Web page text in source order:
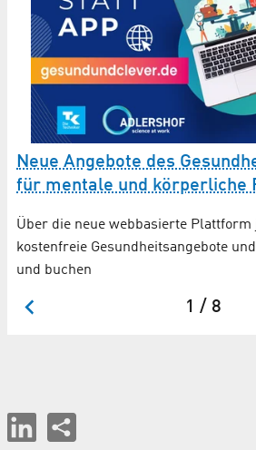
Neue Angebote des
für mentale und körperliche
Über die neue webbasierte Plattform
kostenfreie Gesundheitsangebote
und buchen
1 / 8